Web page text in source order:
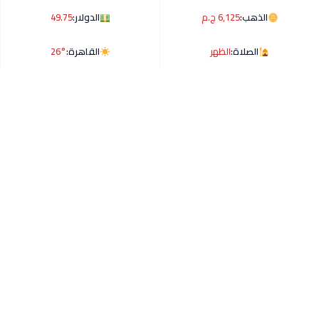
الذهب:6,125 ج.م الدولار:49.75
الصلاة:الظهر القاهرة:26°